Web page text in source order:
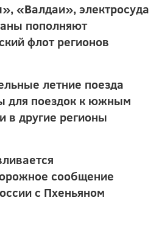
«Валдаи», электросуда
пополняют
флот регионов
летние поезда
для поездок к южным
в другие регионы
сообщение
с Пхеньяном